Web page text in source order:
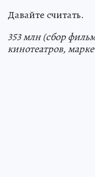
Давайте считать.
353 млн (сбор
кинотеатров,